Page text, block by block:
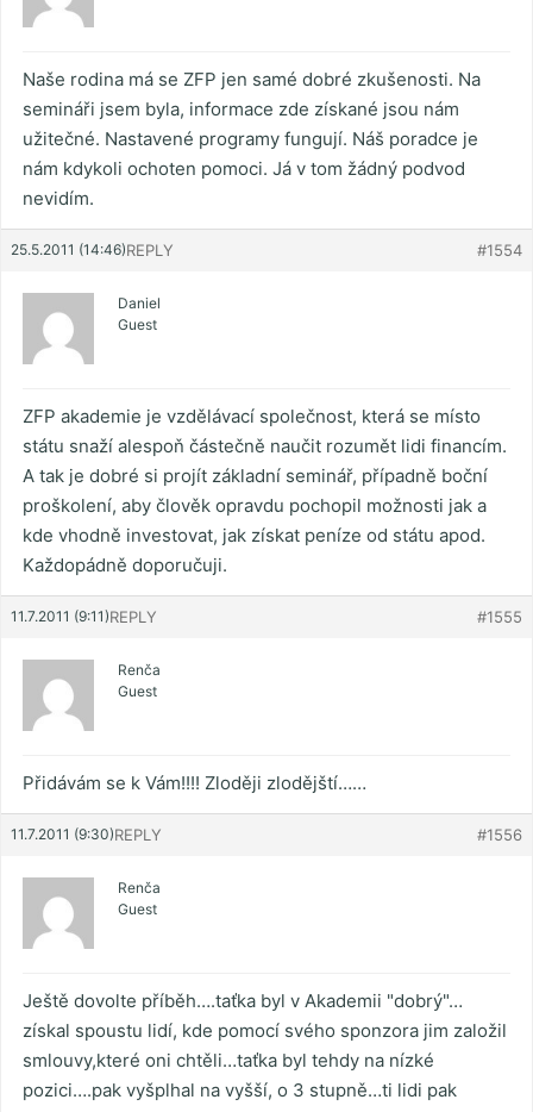
Naše rodina má se ZFP jen samé dobré zkušenosti. Na
semináři jsem byla, informace zde získané jsou nám
užitečné. Nastavené programy fungují. Náš poradce je
nám kdykoli ochoten pomoci. Já v tom žádný podvod
nevidím.
25.5.2011 (14:46) #1554
REPLY
Daniel
Guest
ZFP akademie je vzdělávací společnost, která se místo
státu snaží alespoň částečně naučit rozumět lidi financím.
A tak je dobré si projít základní seminář, případně boční
proškolení, aby člověk opravdu pochopil možnosti jak a
kde vhodně investovat, jak získat peníze od státu apod.
Každopádně doporučuji.
11.7.2011 (9:11) #1555
REPLY
Renča
Guest
Přidávám se k Vám!!!! Zloději zlodějští……
11.7.2011 (9:30) #1556
REPLY
Renča
Guest
Ještě dovolte příběh….taťka byl v Akademii "dobrý"…
získal spoustu lidí, kde pomocí svého sponzora jim založil
smlouvy,které oni chtěli…taťka byl tehdy na nízké
pozici….pak vyšplhal na vyšší, o 3 stupně…ti lidi pak